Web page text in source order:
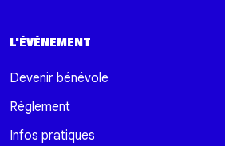
L'ÉVÉNEMENT
Devenir bénévole
Règlement
Infos pratiques